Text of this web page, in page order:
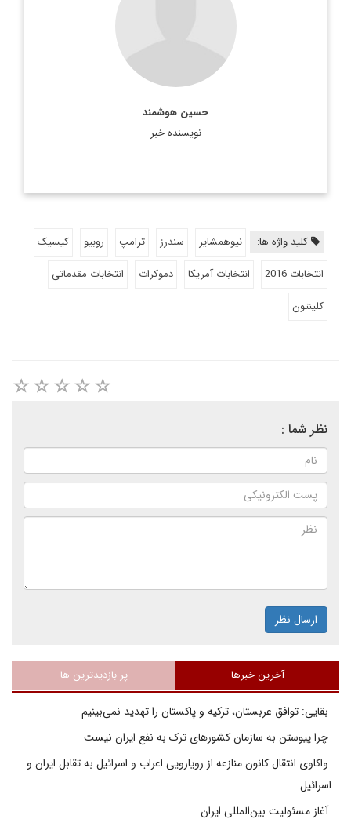
حسین هوشمند
نویسنده خبر
hossein. houshmand@gmail.com
اطلاعات بیشتر
کلید واژه ها: نیوهمشایر سندرز ترامپ روبیو
کیسیک
انتخابات 2016
انتخابات آمریکا دموکرات
انتخابات مقدماتی
کلینتون
نظر شما :
ارسال نظر
آخرین خبرها پر بازدیدترین ها
بقایی: توافق عربستان، ترکیه و پاکستان را تهدید نمی‌بینیم
چرا پیوستن به سازمان کشورهای ترک به نفع ایران نیست
واکاوی انتقال کانون منازعه از رویارویی اعراب و اسرائیل به تقابل ایران و
اسرائیل
آغاز مسئولیت بین‌المللی ایران